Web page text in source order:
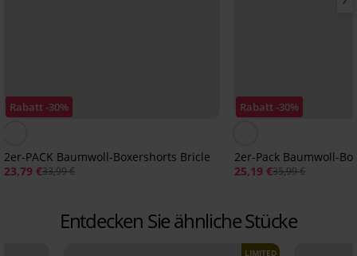
Rabatt -30%
2er-PACK Baumwoll-Boxershorts Bricle
23,79 €33,99 €
Rabatt -30%
2er-Pack Baumwoll-
25,19 €35,99 €
Entdecken Sie ähnliche Stücke
LIMITED